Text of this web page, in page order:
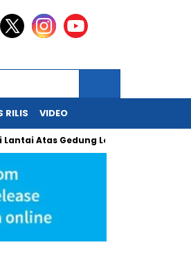
RILIS VIDEO
Gedung Lotte Avenue Mega